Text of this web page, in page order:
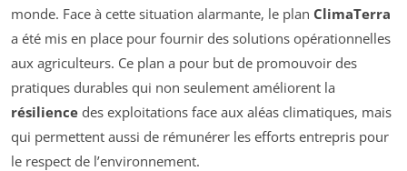
monde. Face à cette situation alarmante, le plan ClimaTerra
a été mis en place pour fournir des solutions opérationnelles
aux agriculteurs. Ce plan a pour but de promouvoir des
pratiques durables qui non seulement améliorent la
résilience des exploitations face aux aléas climatiques, mais
qui permettent aussi de rémunérer les efforts entrepris pour
le respect de l’environnement.